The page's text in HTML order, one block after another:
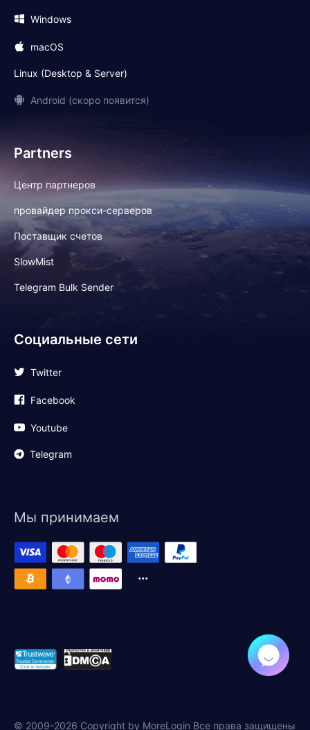
Windows
macOS
Linux (Desktop & Server)
Android (скоро появится)
Partners
Центр партнеров
провайдер прокси-серверов
Поставщик счетов
SlowMist
Telegram Bulk Sender
Социальные сети
Twitter
Facebook
Youtube
Telegram
Мы принимаем
© 2009-2026 Copyright by MoreLogin Все права защищены